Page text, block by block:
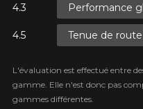
Performance
Tenue de route
L'évaluation est effectué entre
gamme. Elle n'est donc pas
gammes différentes.